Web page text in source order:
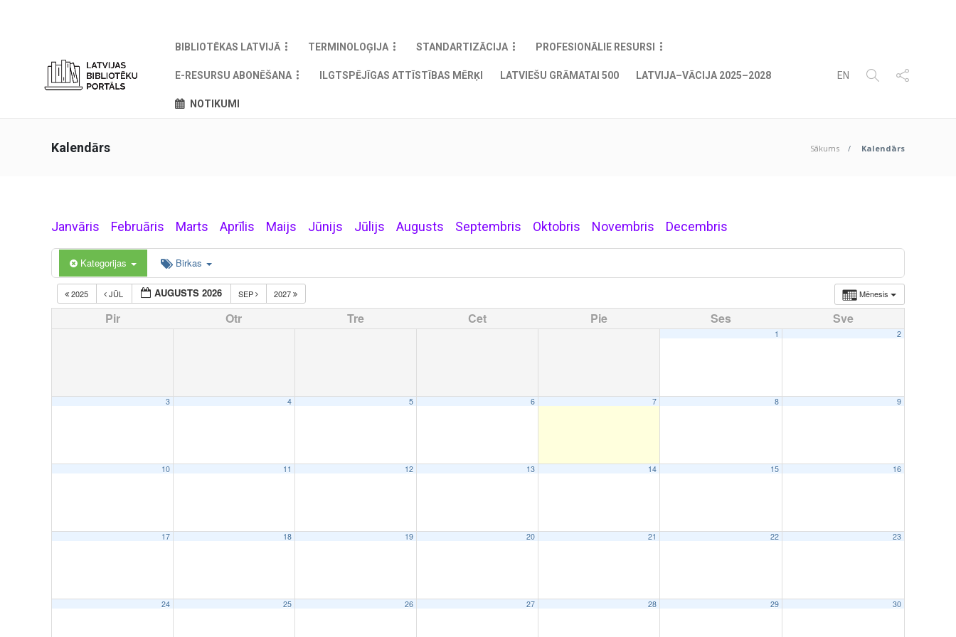
BIBLIOTĒKAS LATVIJĀ TERMINOLOĢIJA STANDARTIZĀCIJA PROFESIONĀLIE RESURSI
E-RESURSU ABONĒŠANA ILGTSPĒJĪGAS ATTĪSTĪBAS MĒRĶI LATVIEŠU GRĀMATAI 500 LATVIJA–VĀCIJA 2025–2028
NOTIKUMI
EN
Kalendārs Sākums Kalendārs
Janvāris Februāris Marts Aprīlis Maijs Jūnijs Jūlijs Augusts Septembris Oktobris Novembris Decembris
Kategorijas Birkas
Mēnesis
2025 JŪL AUGUSTS 2026 SEP 2027
Pir Otr Tre Cet Pie Ses Sve
1 2
3 4 5 6 7 8 9
10 11 12 13 14 15 16
17 18 19 20 21 22 23
24 25 26 27 28 29 30